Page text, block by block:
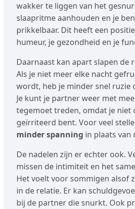
wakker te liggen van het
slaapritme aanhouden en je
prikkelbaar. Dit heeft een
humeur, je gezondheid en je
Daarnaast kan apart slapen de
Als je niet meer elke nacht
wordt, heb je minder snel ruzie
Je kunt je partner weer met
tegemoet treden, omdat je niet
geïrriteerd bent. Voor veel
minder spanning in plaats van
De nadelen zijn er echter ook.
missen de intimiteit en het
Het voelt voor sommigen alsof
in de relatie. Er kan
bij de partner die snurkt. Ook